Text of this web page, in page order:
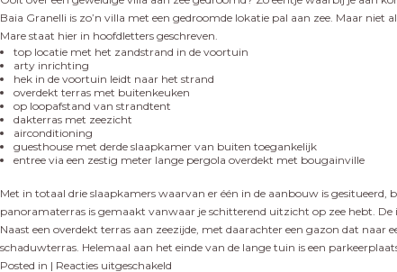
Baia Granelli is zo’n villa met een gedroomde lokatie pal aan zee. Maar niet
Mare staat hier in hoofdletters geschreven.
top locatie met het zandstrand in de voortuin
arty inrichting
hek in de voortuin leidt naar het strand
overdekt terras met buitenkeuken
op loopafstand van strandtent
dakterras met zeezicht
airconditioning
guesthouse met derde slaapkamer van buiten toegankelijk
entree via een zestig meter lange pergola overdekt met bougainville
Met in totaal drie slaapkamers waarvan er één in de aanbouw is
panoramaterras is gemaakt vanwaar je schitterend uitzicht op zee hebt. De
Naast een overdekt terras aan zeezijde, met daarachter een gazon dat
schaduwterras. Helemaal aan het einde van de lange tuin is een
Posted in | Reacties uitgeschakeld